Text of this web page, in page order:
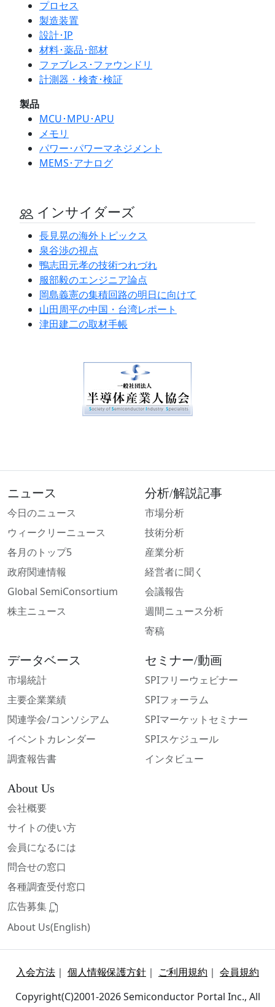
プロセス
製造装置
設計･IP
材料･薬品･部材
ファブレス･ファウンドリ
計測器・検査･検証
製品
MCU･MPU･APU
メモリ
パワー･パワーマネジメント
MEMS･アナログ
インサイダーズ
長見晃の海外トピックス
泉谷渉の視点
鴨志田元孝の技術つれづれ
服部毅のエンジニア論点
岡島義憲の集積回路の明日に向けて
山田周平の中国・台湾レポート
津田建二の取材手帳
ニュース
今日のニュース
ウィークリーニュース
各月のトップ5
政府関連情報
Global SemiConsortium
株主ニュース
分析/解説記事
市場分析
技術分析
産業分析
経営者に聞く
会議報告
週間ニュース分析
寄稿
データベース
市場統計
主要企業業績
関連学会/コンソシアム
イベントカレンダー
調査報告書
セミナー/動画
SPIフリーウェビナー
SPIフォーラム
SPIマーケットセミナー
SPIスケジュール
インタビュー
About Us
会社概要
サイトの使い方
会員になるには
問合せの窓口
各種調査受付窓口
広告募集
About Us(English)
入会方法 ｜ 個人情報保護方針 ｜ ご利用規約 ｜ 会員規約
Copyright(C)2001-2026 Semiconductor Portal Inc., All